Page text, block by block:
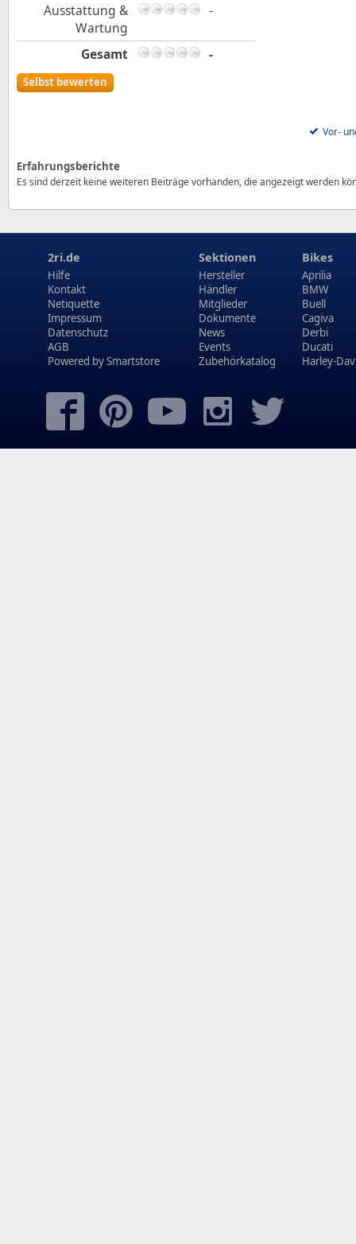
Ausstattung &
Wartung
-
Gesamt -
Selbst bewerten
Vor-
Erfahrungsberichte
Es sind derzeit keine weiteren Beiträge vorhanden, die angezeigt werden
2ri.de
Hilfe
Kontakt
Netiquette
Impressum
Datenschutz
AGB
Powered bySmartstore
Sektionen
Hersteller
Händler
Mitglieder
Dokumente
News
Events
Zubehörkatalog
Bikes
Aprilia
BMW
Buell
Cagiva
Derbi
Ducati
Harley-